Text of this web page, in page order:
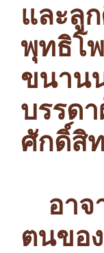
และลู
พุทธิโ
ขนาน
บรรด
ศักดิ์สิ
อา
ตนขอ